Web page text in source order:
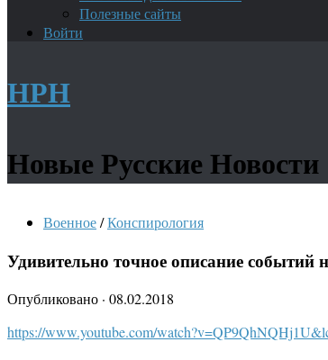
Полезные сайты
Войти
НРН
Новые Русские Новости
Военное/Конспирология
Удивительно точное описание
Опубликовано · 08.02.2018
https://www.youtube.com/